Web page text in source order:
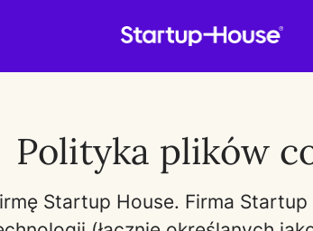
Polityka plików
Startup House. Firma Startup